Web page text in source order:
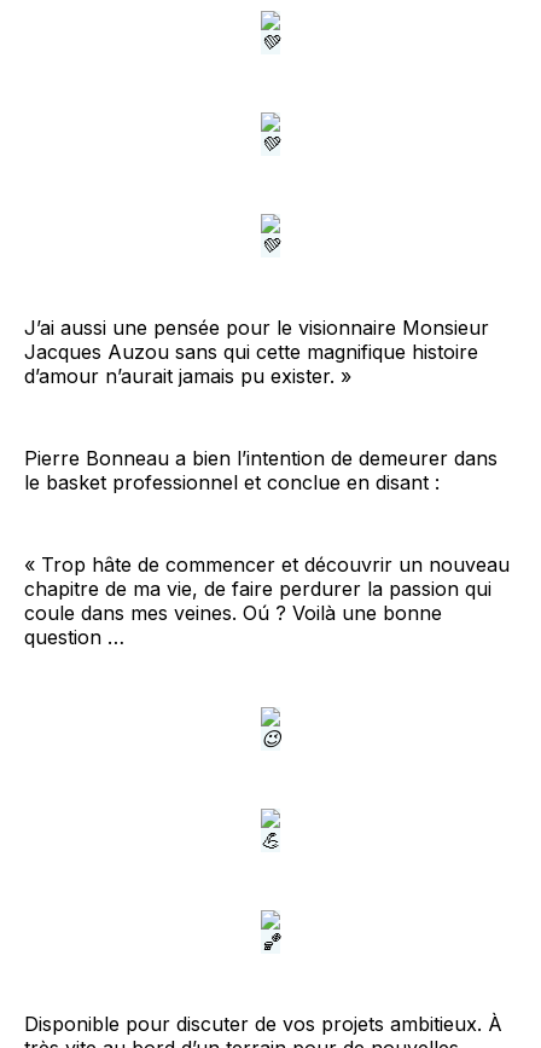
J’ai aussi une pensée pour le visionnaire Monsieur
Jacques Auzou sans qui cette magnifique histoire
d’amour n’aurait jamais pu exister. »
Pierre Bonneau a bien l’intention de demeurer dans
le basket professionnel et conclue en disant :
« Trop hâte de commencer et découvrir un nouveau
chapitre de ma vie, de faire perdurer la passion qui
coule dans mes veines. Oú ? Voilà une bonne
question …
Disponible pour discuter de vos projets ambitieux. À